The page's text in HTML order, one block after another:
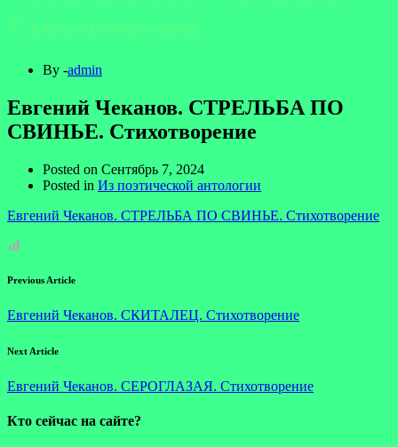
By -admin
Евгений Чеканов. СТРЕЛЬБА ПО
СВИНЬЕ. Стихотворение
Posted on Сентябрь 7, 2024
Posted in Из поэтической антологии
Евгений Чеканов. СТРЕЛЬБА ПО СВИНЬЕ. Стихотворение
Previous Article
Евгений Чеканов. СКИТАЛЕЦ. Стихотворение
Next Article
Евгений Чеканов. СЕРОГЛАЗАЯ. Стихотворение
Кто сейчас на сайте?